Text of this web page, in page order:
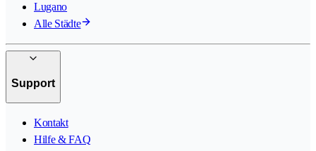
Lugano
Alle Städte
Support
Kontakt
Hilfe & FAQ